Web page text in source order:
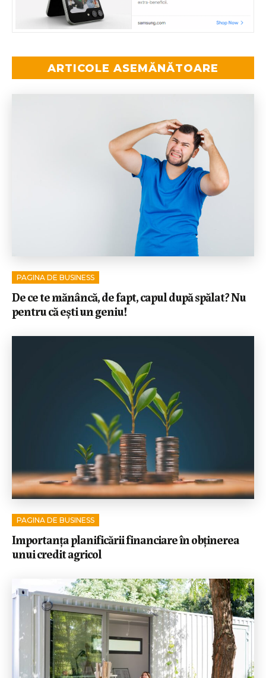
ARTICOLE ASEMĂNĂTOARE
PAGINA DE BUSINESS
De ce te mănâncă, de fapt, capul după spălat? Nu
pentru că ești un geniu!
PAGINA DE BUSINESS
Importanța planificării financiare în obținerea
unui credit agricol